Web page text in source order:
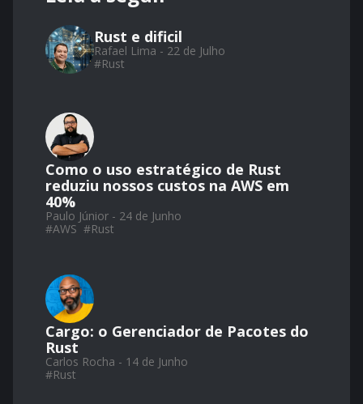
Rust e dificil
Rafael Lima - 22 de Julho
#Rust
Como o uso estratégico de Rust
reduziu nossos custos na AWS em
40%
Paulo Júnior - 24 de Junho
#AWS #Rust
Cargo: o Gerenciador de Pacotes do
Rust
Carlos Rocha - 14 de Junho
#Rust